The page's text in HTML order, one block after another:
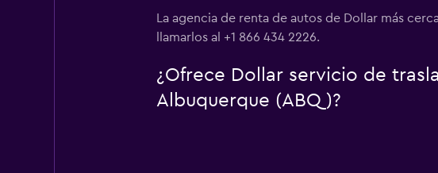
La agencia de renta de autos de Dollar más
llamarlos al +1 866 434 2226.
¿Ofrece Dollar servicio de
Albuquerque (ABQ)?